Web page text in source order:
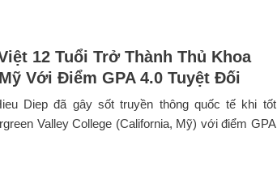
12 Tuổi Trở Thành Thủ Khoa
Với Điểm GPA 4.0 Tuyệt Đối
Diep đã gây sốt truyền thông quốc tế khi tốt
Valley College (California, Mỹ) với điểm GPA